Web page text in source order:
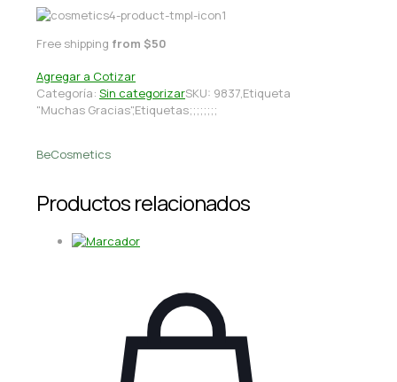
Free shipping from $50
Agregar a Cotizar
Categoría: Sin categorizarSKU: 9837,Etiqueta
"Muchas Gracias",Etiquetas;;;;;;;;
BeCosmetics
Productos relacionados